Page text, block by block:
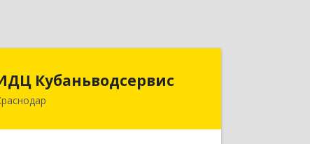
Кубаньводсервис
ИДЦ Кубаньводсервис